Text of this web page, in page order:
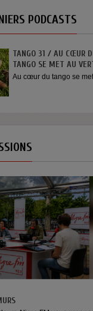
PODCASTS
/ AU CŒUR DU
AU VERT
tango se met au...